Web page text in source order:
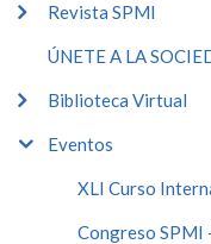
Revista SPMI
ÚNETE A LA
Biblioteca Virtual
Eventos
XLI Curso
Congreso SPMI